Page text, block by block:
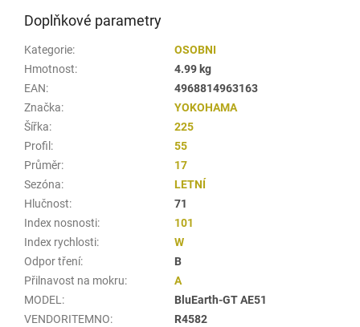
Doplňkové parametry
Kategorie:
OSOBNI
Hmotnost:
4.99 kg
EAN:
4968814963163
Značka:
YOKOHAMA
Šířka:
225
Profil :
55
Průměr:
17
Sezóna:
LETNÍ
Hlučnost:
71
Index nosnosti:
101
Index rychlosti:
W
Odpor tření:
B
Přilnavost na mokru:
A
MODEL :
BluEarth-GT AE51
VENDORITEMNO:
R4582